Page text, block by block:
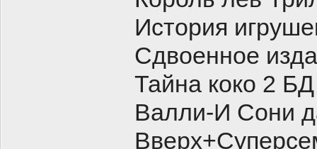
История
Сдвоенное
Тайна коко 2
Валли-И Сони